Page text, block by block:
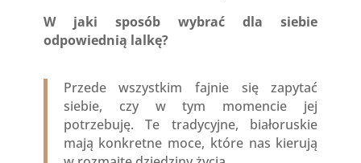
W jaki sposób wybrać dla siebie
odpowiednią lalkę?
Przede wszystkim fajnie się zapytać
siebie, czy w tym momencie jej
potrzebuję. Te tradycyjne, białoruskie
mają konkretne moce, które nas kierują